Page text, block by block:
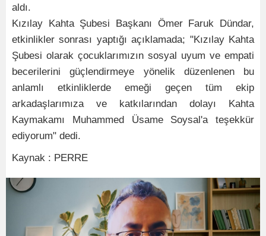
aldı.
Kızılay Kahta Şubesi Başkanı Ömer Faruk Dündar,
etkinlikler sonrası yaptığı açıklamada; "Kızılay Kahta
Şubesi olarak çocuklarımızın sosyal uyum ve empati
becerilerini güçlendirmeye yönelik düzenlenen bu
anlamlı etkinliklerde emeği geçen tüm ekip
arkadaşlarımıza ve katkılarından dolayı Kahta
Kaymakamı Muhammed Üsame Soysal'a teşekkür
ediyorum" dedi.
Kaynak : PERRE